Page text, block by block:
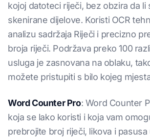
kojoj datoteci riječi, bez obzira da li
skenirane dijelove. Koristi OCR
analizu sadržaja Riječi i precizno
broja riječi. Podržava preko 100
usluga je zasnovana na oblaku,
možete pristupiti s bilo kojeg
Word Counter Pro: Word Counter
koja se lako koristi i koja vam
prebrojite broj riječi, likova i pasusa